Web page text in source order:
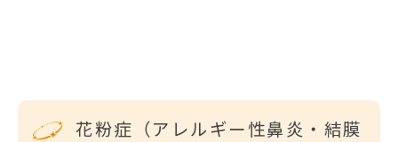
花粉症（アレルギー性鼻炎・結膜